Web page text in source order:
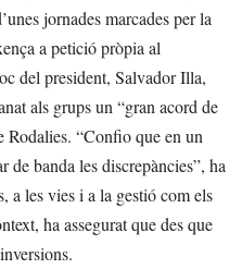
jornades marcades per la
a petició pròpia al
del president, Salvador Illa,
als grups un “gran acord de
Rodalies. “Confio que en un
de banda les discrepàncies”, ha
a les vies i a la gestió com els
ha assegurat que des que